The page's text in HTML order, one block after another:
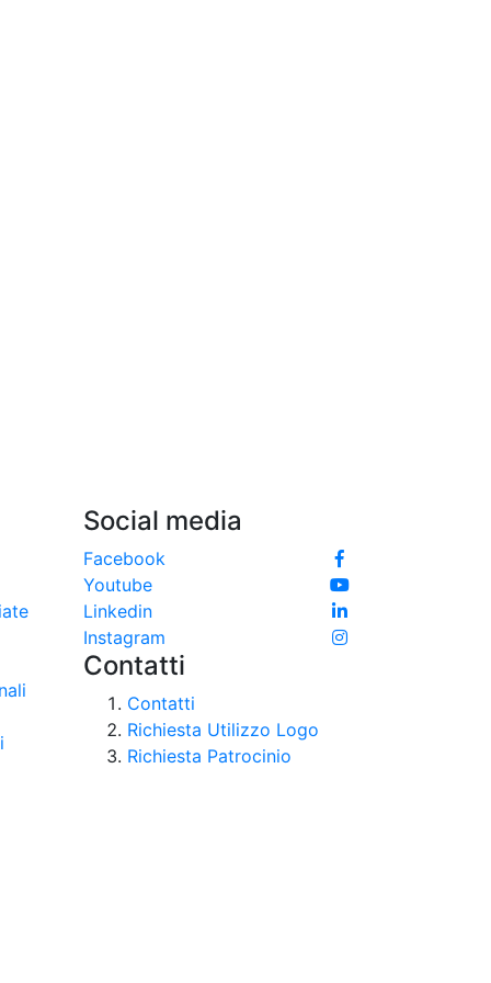
Social media
Facebook
Youtube
Linkedin
Instagram
Contatti
Contatti
Richiesta Utilizzo Logo
Richiesta Patrocinio